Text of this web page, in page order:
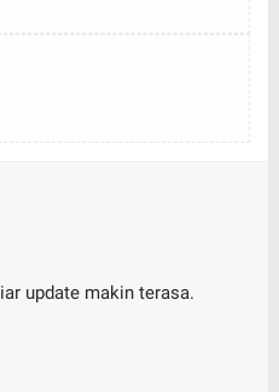
update makin terasa.